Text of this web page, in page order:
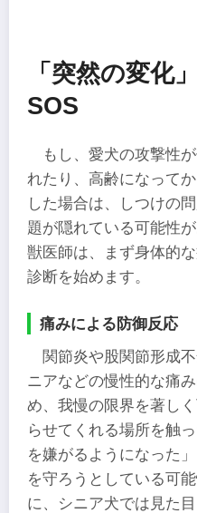
「突然の変化
SOS
もし、愛犬の攻撃性
れたり、高齢になって
した場合は、しつけの
題が隠れている可能性
獣医師は、まず身体的
診断を始めます。
痛みによる防御反応
関節炎や股関節形成
ニアなどの慢性的な痛
め、我慢の限界を著し
らせてくれる場所を触
を嫌がるようになった
を守ろうとしている可
に、シニア犬では見た